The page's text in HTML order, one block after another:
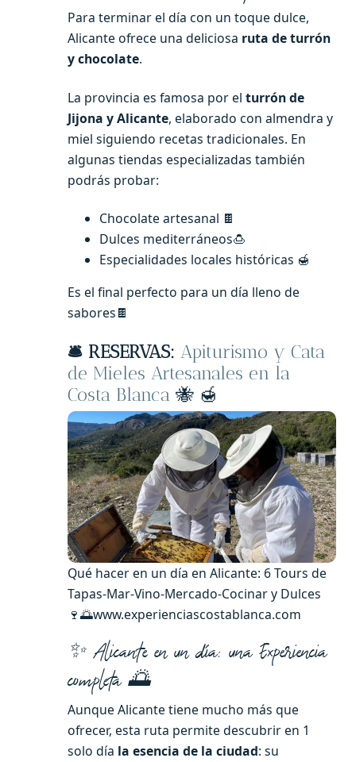
Para terminar el día con un toque dulce,
Alicante ofrece una deliciosa ruta de turrón
y chocolate.
La provincia es famosa por el turrón de
Jijona y Alicante, elaborado con almendra y
miel siguiendo recetas tradicionales. En
algunas tiendas especializadas también
podrás probar:
Chocolate artesanal 🍫
Dulces mediterráneos🍮
Especialidades locales históricas 🍯
Es el final perfecto para un día lleno de
sabores🍫
🛎️ RESERVAS: Apiturismo y Cata
de Mieles Artesanales en la
Costa Blanca 🐝 🍯
Qué hacer en un día en Alicante: 6 Tours de
Tapas-Mar-Vino-Mercado-Cocinar y Dulces
🍷🌅www.experienciascostablanca.com
✨ Alicante en un día: una Experiencia
completa 🌅
Aunque Alicante tiene mucho más que
ofrecer, esta ruta permite descubrir en 1
solo día la esencia de la ciudad: su